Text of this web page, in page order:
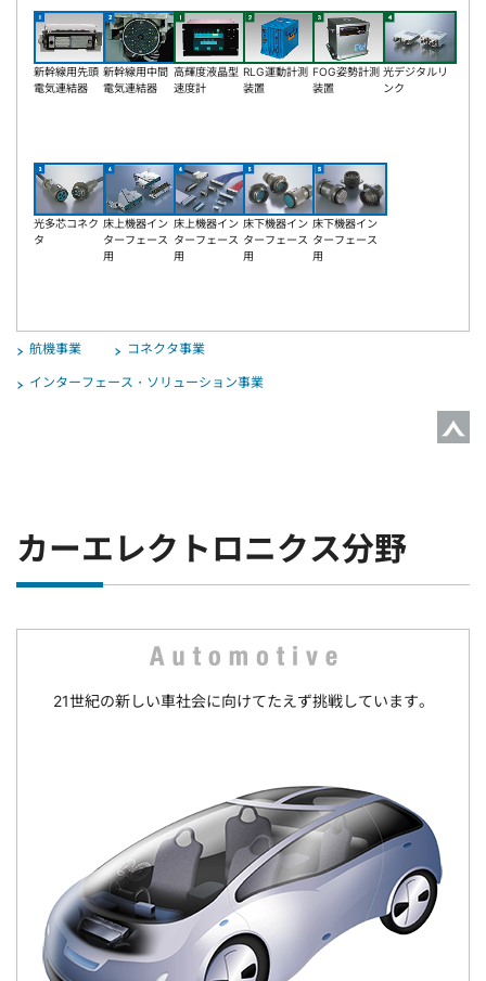
新幹線用先頭
電気連結器
新幹線用中間
電気連結器
高輝度液晶型
速度計
RLG運動計測
装置
FOG姿勢計測
装置
光デジタルリ
ンク
光多芯コネク
タ
床上機器イン
ターフェース
用
床上機器イン
ターフェース
用
床下機器イン
ターフェース
用
床下機器イン
ターフェース
用
航機事業 コネクタ事業
インターフェース・ソリューション事業
カーエレクトロニクス分野
21世紀の新しい車社会に向けてたえず挑戦しています。